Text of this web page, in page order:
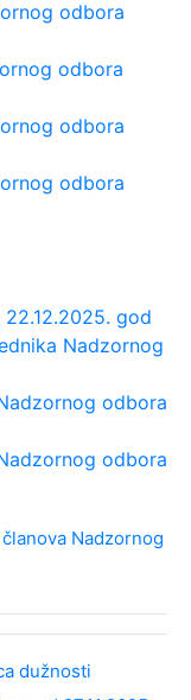
odbora
odbora
odbora
odbora
god
Nadzornog
odbora
odbora
Nadzornog
dužnosti